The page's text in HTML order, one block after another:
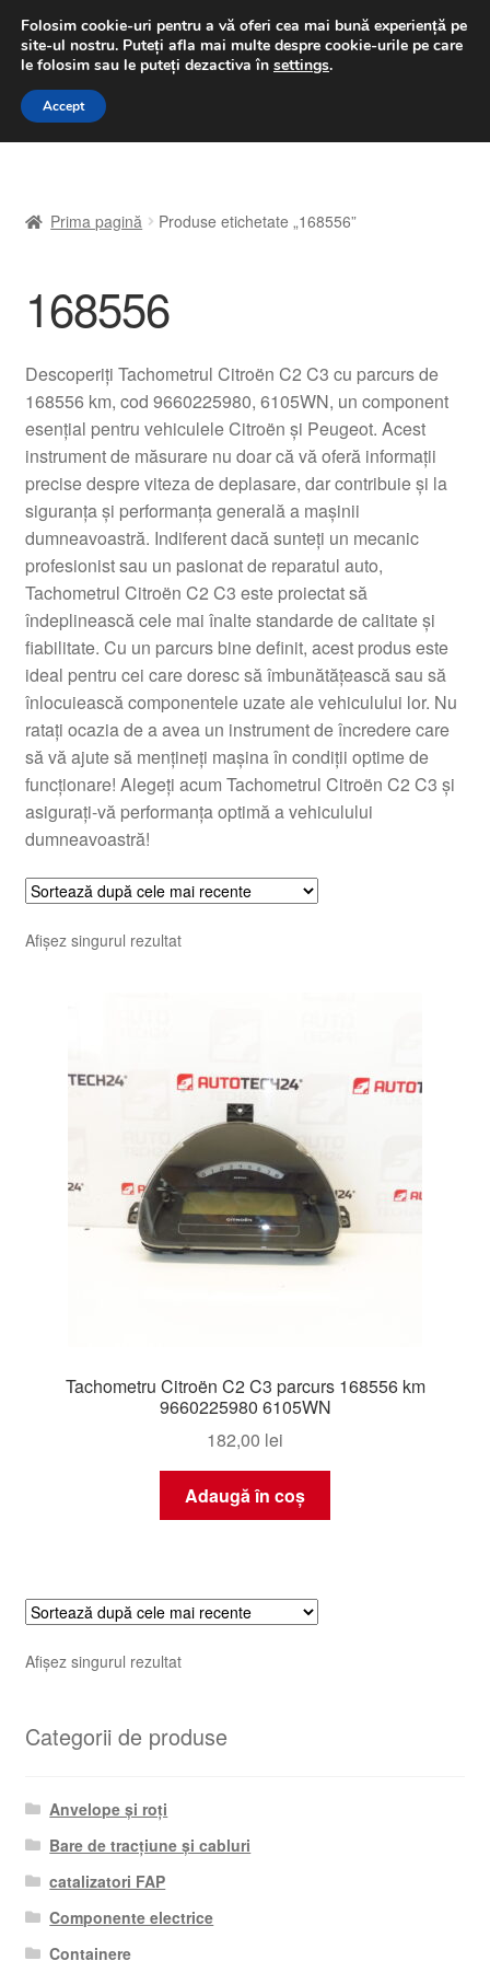
LIVRARE de la 33 lei
luni-vineri 9 a.m. - 4 p.m.031 229 6816
Sari
Sari
A lua legatura
Contul meu
Despre noi
Finalizare comandă
Livrare
Livrare în toată lumea
Plângere
Plățile
Politică de confidențialitate
Procedura de reclamație
Termeni si conditii
Prima pagină Produse etichetate „168556”
168556
Descoperiți Tachometrul Citroën C2 C3 cu parcurs de
168556 km, cod 9660225980, 6105WN, un component
esențial pentru vehiculele Citroën și Peugeot. Acest
instrument de măsurare nu doar că vă oferă informații
precise despre viteza de deplasare, dar contribuie și la
siguranța și performanța generală a mașinii
dumneavoastră. Indiferent dacă sunteți un mecanic
profesionist sau un pasionat de reparatul auto,
Tachometrul Citroën C2 C3 este proiectat să
îndeplinească cele mai înalte standarde de calitate și
fiabilitate. Cu un parcurs bine definit, acest produs este
ideal pentru cei care doresc să îmbunătățească sau să
înlocuiească componentele uzate ale vehiculului lor. Nu
ratați ocazia de a avea un instrument de încredere care
să vă ajute să mențineți mașina în condiții optime de
funcționare! Alegeți acum Tachometrul Citroën C2 C3 și
asigurați-vă performanța optimă a vehiculului
dumneavoastră!
Afișez singurul rezultat
Tachometru Citroën C2 C3 parcurs 168556 km
9660225980 6105WN
182,00 lei
Adaugă în coș
Afișez singurul rezultat
Categorii de produse
Anvelope și roți
Bare de tracțiune și cabluri
catalizatori FAP
Componente electrice
Containere
Folosim cookie-uri pentru a vă oferi cea mai bună experiență pe
site-ul nostru. Puteți afla mai multe despre cookie-urile pe care
le folosim sau le puteți dezactiva în settings.
Accept